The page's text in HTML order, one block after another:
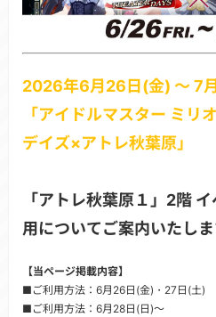
2026年6月26日(金) ～ 7
「アイドルマスター ミリ
デイズ×アトレ秋葉原」
「アトレ秋葉原１」2階
用についてご案内いたしま
【当ページ掲載内容】
■ご利用方法：6月26日(金)・27日(土)
■ご利用方法：6月28日(日)～